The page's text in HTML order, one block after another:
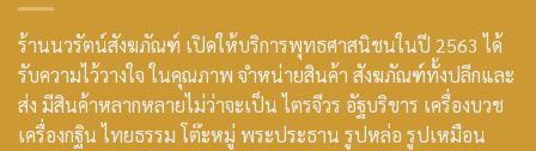
ร้านนวรัตน์สังฆภัณฑ์ เปิดให้บริการพุทธศาสนิชนในปี 2563 ได้
รับความไว้วางใจ ในคุณภาพ จำหน่ายสินค้า สังฆภัณฑ์ทั้งปลีกและ
ส่ง มีสินค้าหลากหลายไม่ว่าจะเป็น ไตรจีวร อัฐบริขาร เครื่องบวช
เครื่องกฐิน ไทยธรรม โต๊ะหมู่ พระประธาน รูปหล่อ รูปเหมือน